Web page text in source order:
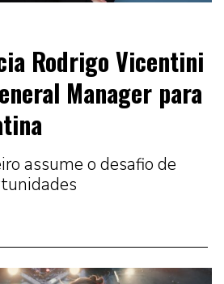
Rodrigo Vicentini
Manager para
assume o desafio de